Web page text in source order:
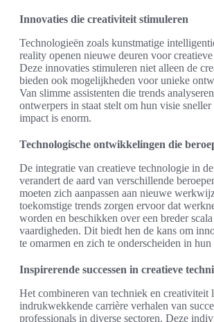
Innovaties die creativiteit stimuleren
Technologieën zoals kunstmatige
reality openen nieuwe deuren voor
Deze innovaties stimuleren niet alleen de
bieden ook mogelijkheden voor unieke
Van slimme assistenten die trends
ontwerpers in staat stelt om hun visie sneller
impact is enorm.
Technologische ontwikkelingen die
De integratie van creatieve technologie in
verandert de aard van verschillende
moeten zich aanpassen aan nieuwe
toekomstige trends zorgen ervoor dat
worden en beschikken over een breder scala
vaardigheden. Dit biedt hen de kans om
te omarmen en zich te onderscheiden in
Inspirerende successen in creatieve
Het combineren van techniek en creativiteit
indrukwekkende carrière verhalen van
professionals in diverse sectoren. Deze